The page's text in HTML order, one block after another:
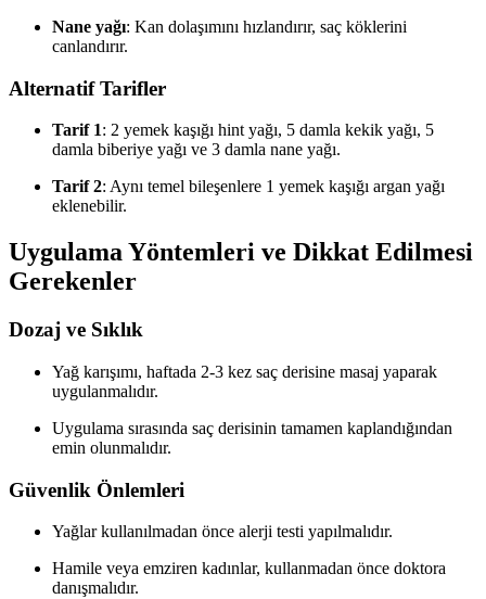
Nane yağı: Kan dolaşımını hızlandırır, saç köklerini
canlandırır.
Alternatif Tarifler
Tarif 1: 2 yemek kaşığı hint yağı, 5 damla kekik yağı, 5
damla biberiye yağı ve 3 damla nane yağı.
Tarif 2: Aynı temel bileşenlere 1 yemek kaşığı argan yağı
eklenebilir.
Uygulama Yöntemleri ve Dikkat Edilmesi
Gerekenler
Dozaj ve Sıklık
Yağ karışımı, haftada 2-3 kez saç derisine masaj yaparak
uygulanmalıdır.
Uygulama sırasında saç derisinin tamamen kaplandığından
emin olunmalıdır.
Güvenlik Önlemleri
Yağlar kullanılmadan önce alerji testi yapılmalıdır.
Hamile veya emziren kadınlar, kullanmadan önce doktora
danışmalıdır.